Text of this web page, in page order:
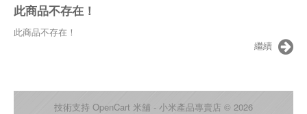
此商品不存在！
此商品不存在！
繼續
技術支持 OpenCart 米舖 - 小米產品專賣店 © 2026